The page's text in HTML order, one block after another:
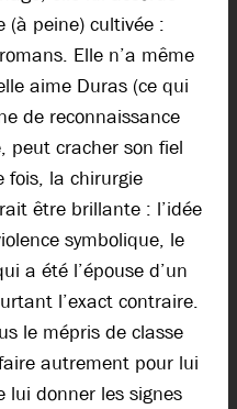
(à peine) cultivée :
Elle n’a même
aime Duras (ce qui
de reconnaissance
peut cracher son fiel
fois, la chirurgie
être brillante : l’idée
symbolique, le
a été l’épouse d’un
l’exact contraire.
le mépris de classe
autrement pour lui
lui donner les signes